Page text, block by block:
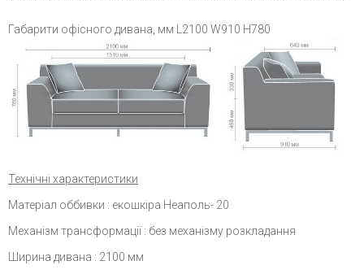
Габарити офісного дивана, мм L2100 W910 H780
Технічні характеристики
Матеріал оббивки : екошкіра Неаполь- 20
Механізм трансформації : без механізму розкладання
Ширина дивана : 2100 мм